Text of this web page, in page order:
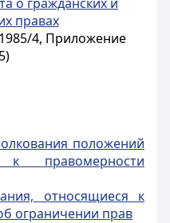
правах
4, Приложение
положений
правомерности
относящиеся к
ограничении прав